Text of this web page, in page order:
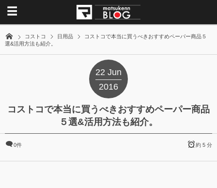
コストコ 日用品
コストコで本当に買うべきおすすめペーパー商品５
選&活用方法も紹介。
22 Jun
2016
コストコで本当に買うべきおすすめペーパー商品
５選&活用方法も紹介。
0件 約 5 分